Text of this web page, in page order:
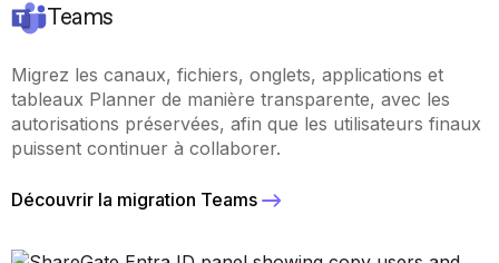
Teams
Migrez les canaux, fichiers, onglets, applications et
tableaux Planner de manière transparente, avec les
autorisations préservées, afin que les utilisateurs finaux
puissent continuer à collaborer.
Découvrir la migration Teams